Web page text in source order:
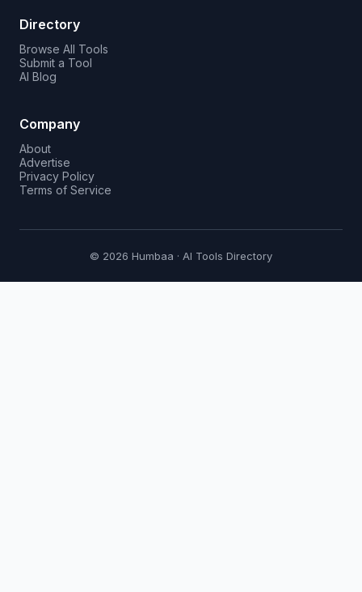
Directory
Browse All Tools
Submit a Tool
AI Blog
Company
About
Advertise
Privacy Policy
Terms of Service
© 2026 Humbaa · AI Tools Directory